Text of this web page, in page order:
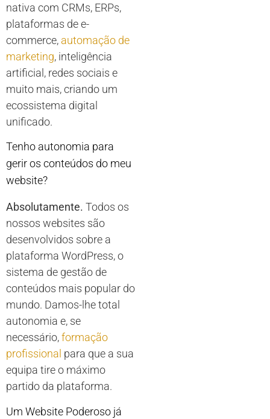
nativa com CRMs, ERPs,
plataformas de e-
commerce, automação de
marketing, inteligência
artificial, redes sociais e
muito mais, criando um
ecossistema digital
unificado.
Tenho autonomia para
gerir os conteúdos do meu
website?
Absolutamente. Todos os
nossos websites são
desenvolvidos sobre a
plataforma WordPress, o
sistema de gestão de
conteúdos mais popular do
mundo. Damos-lhe total
autonomia e, se
necessário,formação
profissional para que a sua
equipa tire o máximo
partido da plataforma.
Um Website Poderoso já